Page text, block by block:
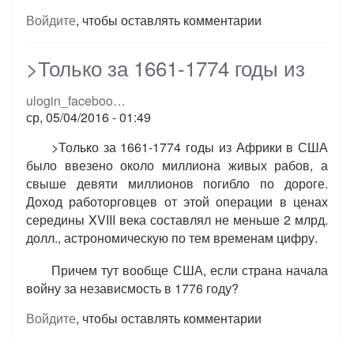
Войдите, чтобы оставлять комментарии
>Только за 1661-1774 годы из
ulogin_faceboo…
ср, 05/04/2016 - 01:49
>Только за 1661-1774 годы из Африки в США
было ввезено около миллиона живых рабов, а
свыше девяти миллионов погибло по дороге.
Доход работорговцев от этой операции в ценах
середины XVIII века составлял не меньше 2 млрд.
долл., астрономическую по тем временам цифру.
Причем тут вообще США, если страна начала
войну за независмость в 1776 году?
Войдите, чтобы оставлять комментарии